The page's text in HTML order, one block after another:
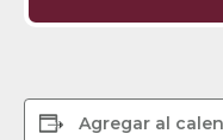
Agregar al